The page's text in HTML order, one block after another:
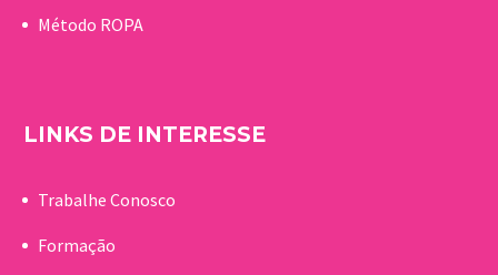
Método ROPA
LINKS DE INTERESSE
Trabalhe Conosco
Formação